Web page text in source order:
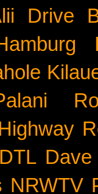
Drive
DTL
NRWTV